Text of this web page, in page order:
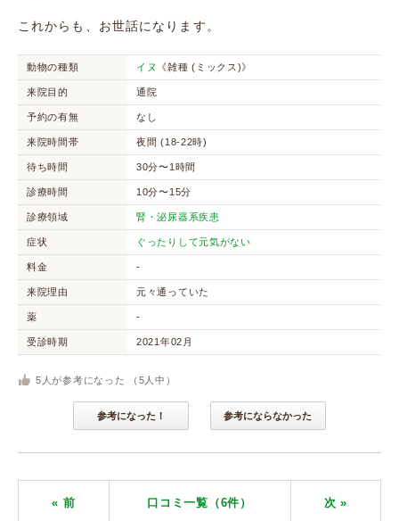
これからも、お世話になります。
動物の種類 イヌ 《雑種 (ミックス)》
来院目的 通院
予約の有無 なし
来院時間帯 夜間 (18-22時)
待ち時間 30分〜1時間
診療時間 10分〜15分
診療領域 腎・泌尿器系疾患
症状 ぐったりして元気がない
料金 -
来院理由 元々通っていた
薬 -
受診時期 2021年02月
5 人が参考になった （ 5 人中）
参考になった！ 参考にならなかった
« 前 口コミ一覧（6件） 次 »